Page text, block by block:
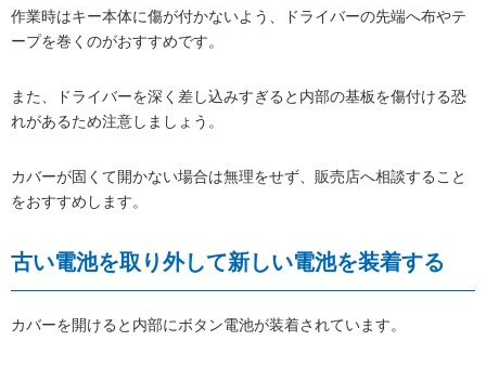
作業時はキー本体に傷が付かないよう、ドライバーの先端へ布やテ
ープを巻くのがおすすめです。
また、ドライバーを深く差し込みすぎると内部の基板を傷付ける恐
れがあるため注意しましょう。
カバーが固くて開かない場合は無理をせず、販売店へ相談すること
をおすすめします。
古い電池を取り外して新しい電池を装着する
カバーを開けると内部にボタン電池が装着されています。